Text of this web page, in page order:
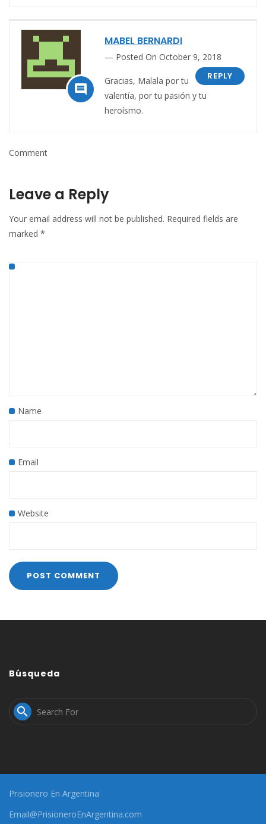

MABEL BERNARDI
Posted On October 9, 2018
REPLY
Gracias, Malala por tu
valentía, por tu pasión y tu
heroísmo.
Comment
Leave a Reply
Your email address will not be published. Required fields are
marked *
Name
Email
Website
Búsqueda

Prisionero En Argentina
Email@PrisioneroEnArgentina.com